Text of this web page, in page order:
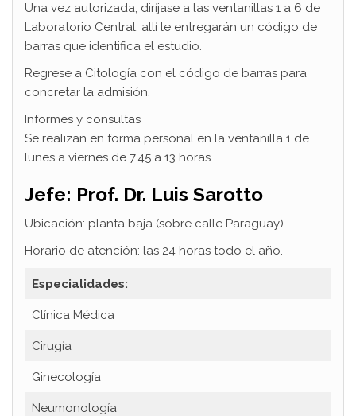
Una vez autorizada, diríjase a las ventanillas 1 a 6 de
Laboratorio Central, allí le entregarán un código de
barras que identifica el estudio.
Regrese a Citología con el código de barras para
concretar la admisión.
Informes y consultas
Se realizan en forma personal en la ventanilla 1 de
lunes a viernes de 7.45 a 13 horas.
Jefe: Prof. Dr. Luis Sarotto
Ubicación: planta baja (sobre calle Paraguay).
Horario de atención: las 24 horas todo el año.
Especialidades:
Clínica Médica
Cirugía
Ginecología
Neumonología